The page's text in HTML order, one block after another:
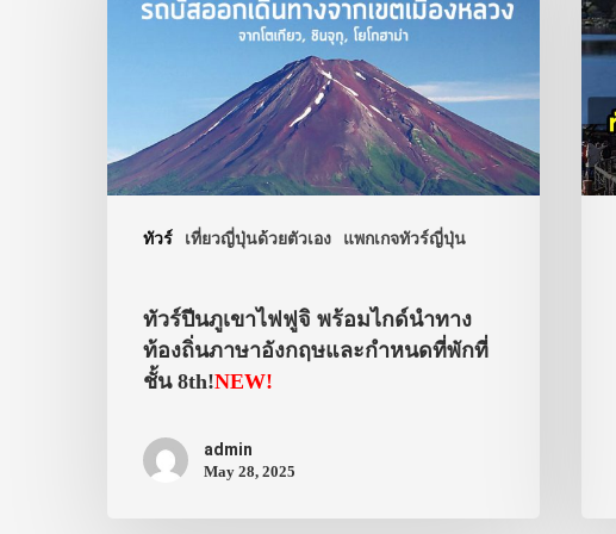
ทัวร์ เที่ยวญี่ปุ่นด้วยตัวเอง แพกเกจทัวร์ญี่ปุ่น
ทัวร์ปีนภูเขาไฟฟูจิ พร้อมไกด์นำทาง
ท้องถิ่นภาษาอังกฤษและกำหนดที่พักที่
ชั้น 8th!NEW!
admin
May 28, 2025